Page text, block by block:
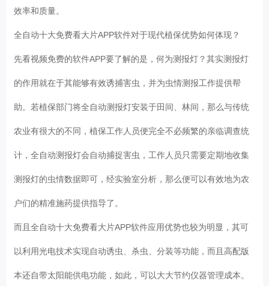
效率和质量。
全自动十大免费看大片APP软件对于现代植保优势如何体现？
先看视频免费的软件APP要了解的是，何为测报灯？其实测报灯
的作用就在于其能够有效诱捕害虫，并为虫情测报工作提供帮
助。若植保部门将全自动测报灯安装于田间、林间，那么与传统
农业有很大的不同，植保工作人员便完全不必频繁的亲临调查统
计，全自动测报灯会自动捕捉害虫，工作人员只需要定期地收集
测报灯的虫情数据即可，经实验室分析，那么便可以有效地为农
户们的精准施药提供指导了。
而且全自动十大免费看大片APP软件应用优势也较为明显，其可
以利用光电技术实现自动诱虫、杀虫、分装等功能，而且高配版
本还自带太阳能供电功能，如此，可以大大节约仪器管理成本。